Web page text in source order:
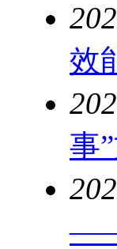
效
事
——